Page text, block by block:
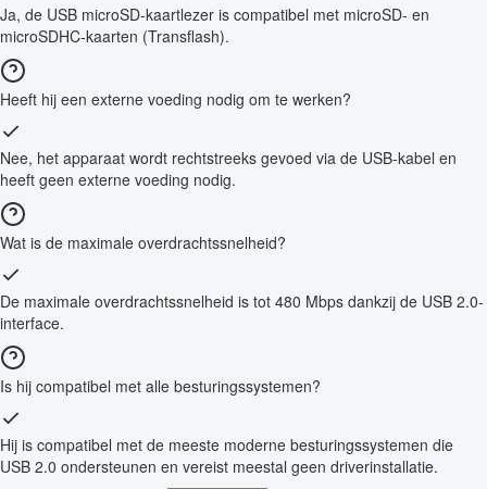
Ja, de USB microSD-kaartlezer is compatibel met microSD- en
microSDHC-kaarten (Transflash).
Heeft hij een externe voeding nodig om te werken?
Nee, het apparaat wordt rechtstreeks gevoed via de USB-kabel en
heeft geen externe voeding nodig.
Wat is de maximale overdrachtssnelheid?
De maximale overdrachtssnelheid is tot 480 Mbps dankzij de USB 2.0-
interface.
Is hij compatibel met alle besturingssystemen?
Hij is compatibel met de meeste moderne besturingssystemen die
USB 2.0 ondersteunen en vereist meestal geen driverinstallatie.